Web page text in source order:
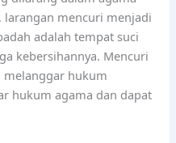
mencuri menjadi
adalah tempat suci
kebersihannya. Mencuri
melanggar hukum
hukum agama dan dapat